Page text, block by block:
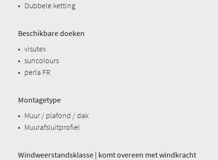
• Dubbele ketting
Beschikbare doeken
• visutex
• suncolours
• perla FR
Montagetype
• Muur / plafond / dak
• Muurafsluitprofiel
Windweerstandsklasse | komt overeen met windkracht